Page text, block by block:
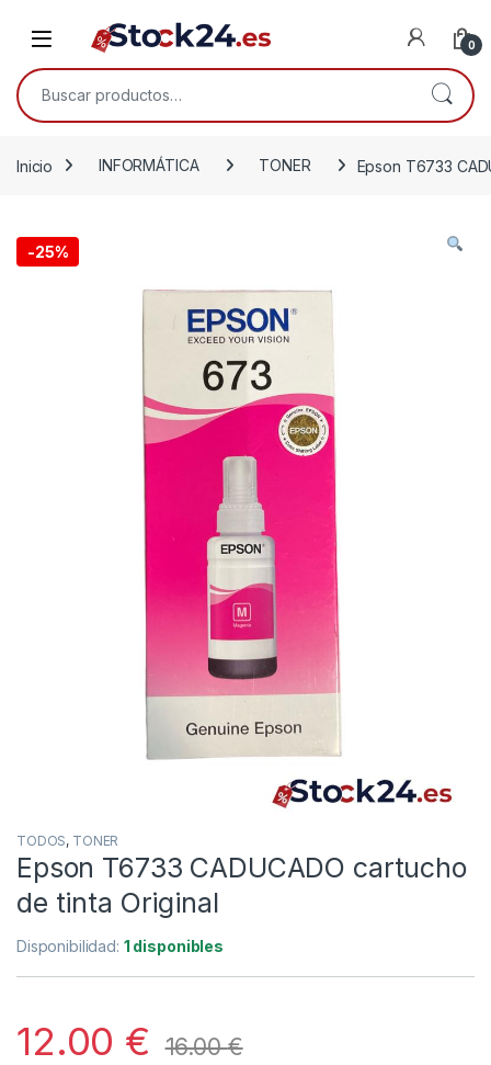
Open 0
Buscar por:
Inicio INFORMÁTICA TONER Epson T6733
-25%
TODOS, TONER
Epson T6733 CADUCADO cartucho
de tinta Original
Disponibilidad: 1 disponibles
12.00 € 16.00€